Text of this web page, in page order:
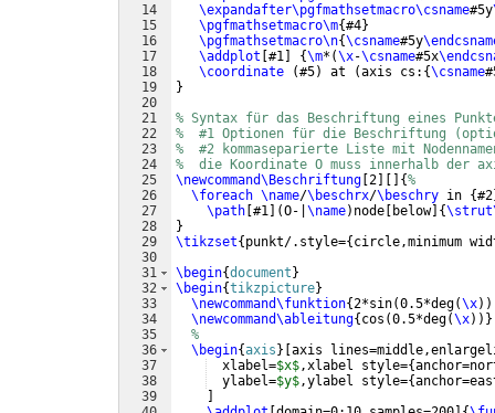
14
15
16
17
18
19
20
21
22
23
24
25
26
27
28
29
30
31
32
33
34
35
36
37
38
39
\expandafter\pgfmathsetmacro\csname#5y
\pgfmathsetmacro\m{#4}
\pgfmathsetmacro\n{\csname#5y
\addplot #1 {\m* (\x-\csname#5x
\coordinate
(#5) at (axis cs: {\csname
}
% Syntax für das Beschriftung eines
%  #1 Optionen für die Beschriftung
%  #2 kommaseparierte Liste mit
%  die Koordinate O muss innerhalb der
\newcommand\Beschriftung 2 {%
\foreach \name/\beschrx/\beschry in {#2
\path #1 (O-| \name) node below] {
}
\tikzset{ punkt/.style={ circle,minimum
\begin{document }
\begin{tikzpicture}
\newcommand\funktion{2*sin(0.5*deg(\x))
\newcommand\ableitung{ cos (0.5*deg(\x))}
%
\begin{axis } axis
  xlabel=
$x$,xlabel style={
  ylabel=
$y$,ylabel style={